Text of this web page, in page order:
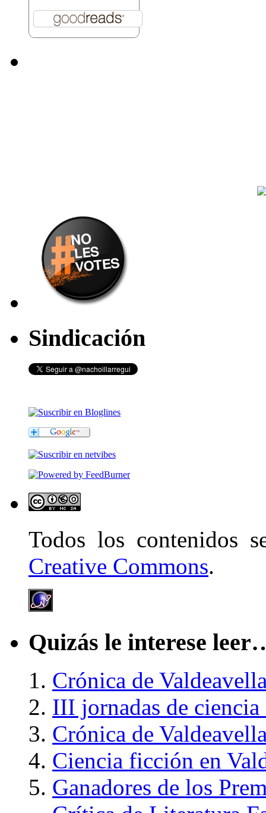
Sindicación
Todos los contenidos
Creative Commons.
Quizás le interese
Crónica de
III jornadas de
Crónica de
Ciencia ficción en
Ganadores de los